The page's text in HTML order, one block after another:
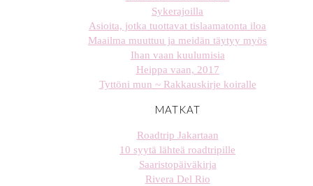
Sykerajoilla
Asioita, jotka tuottavat tislaamatonta iloa
Maailma muuttuu ja meidän täytyy myös
Ihan vaan kuulumisia
Heippa vaan, 2017
Tyttöni mun ~ Rakkauskirje koiralle
MATKAT
Roadtrip Jakartaan
10 syytä lähteä roadtripille
Saaristopäiväkirja
Rivera Del Rio